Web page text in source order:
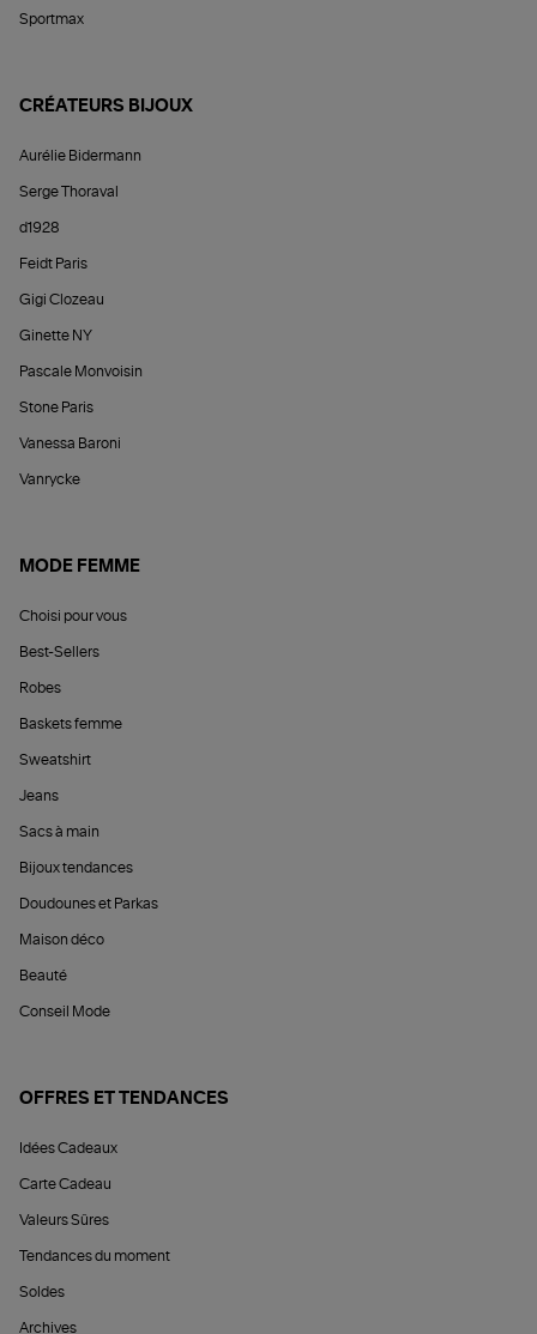
Sportmax
CRÉATEURS BIJOUX
Aurélie Bidermann
Serge Thoraval
d1928
Feidt Paris
Gigi Clozeau
Ginette NY
Pascale Monvoisin
Stone Paris
Vanessa Baroni
Vanrycke
MODE FEMME
Choisi pour vous
Best-Sellers
Robes
Baskets femme
Sweatshirt
Jeans
Sacs à main
Bijoux tendances
Doudounes et Parkas
Maison déco
Beauté
Conseil Mode
OFFRES ET TENDANCES
Idées Cadeaux
Carte Cadeau
Valeurs Sûres
Tendances du moment
Soldes
Archives